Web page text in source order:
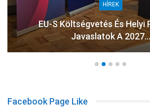
HÍREK
EU-S Költségvetés És Helyi
Javaslatok A 2027…
Facebook Page Like